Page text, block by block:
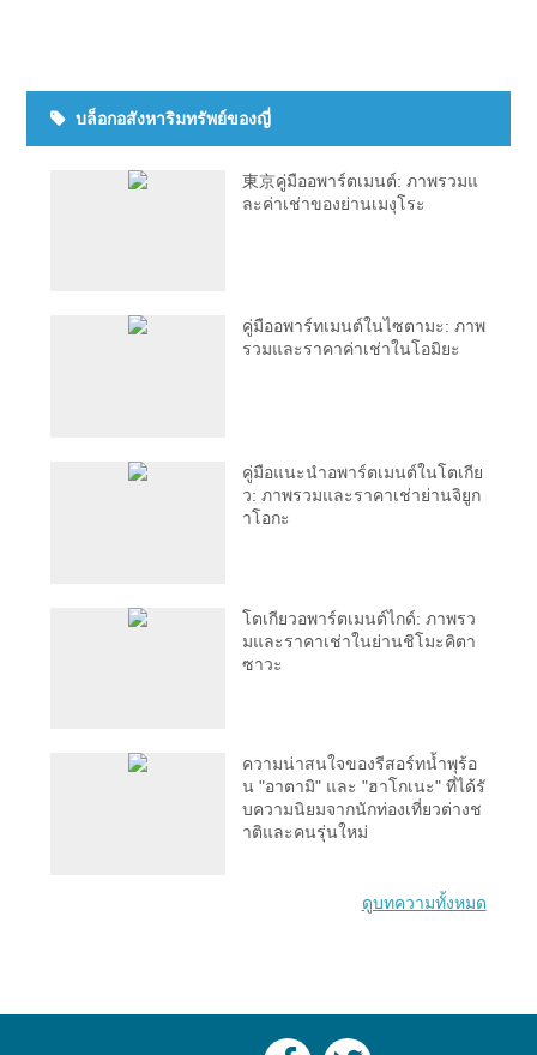
บล็อกอสังหาริมทรัพย์ของญี่
東京คู่มืออพาร์ตเมนต์: ภาพรวมแ
ละค่าเช่าของย่านเมงุโระ
คู่มืออพาร์ทเมนต์ในไซตามะ: ภาพ
รวมและราคาค่าเช่าในโอมิยะ
คู่มือแนะนำอพาร์ตเมนต์ในโตเกีย
ว: ภาพรวมและราคาเช่าย่านจิยูก
าโอกะ
โตเกียวอพาร์ตเมนต์ไกด์: ภาพรว
มและราคาเช่าในย่านชิโมะคิตา
ซาวะ
ความน่าสนใจของรีสอร์ทน้ำพุร้อ
น "อาตามิ" และ "ฮาโกเนะ" ที่ได้รั
บความนิยมจากนักท่องเที่ยวต่างช
าติและคนรุ่นใหม่
ดูบทความทั้งหมด